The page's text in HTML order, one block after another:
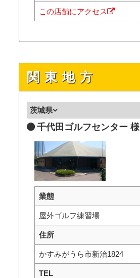
この店舗にアクセス
関東地方
茨城県
千代田ゴルフセンター 様
業態
屋外ゴルフ練習場
住所
かすみがうら市新治1824
TEL